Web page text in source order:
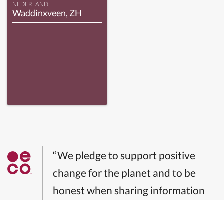
NEDERLAND
Waddinxveen, ZH
“We pledge to support positive
change for the planet and to be
honest when sharing information